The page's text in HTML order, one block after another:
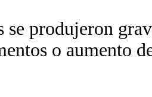
se produjeron
o aumento